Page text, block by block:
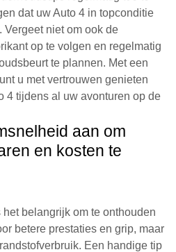
dat uw Auto 4 in topconditie
Vergeet niet om ook de
op te volgen en regelmatig
te plannen. Met een
u met vertrouwen genieten
4 tijdens al uw avonturen op de
aan om
en kosten te
belangrijk om te onthouden
betere prestaties en grip, maar
Een handige tip